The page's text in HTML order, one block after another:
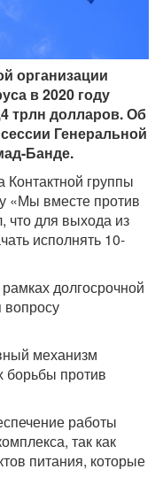
организации
в 2020 году
трлн долларов. Об
Генеральной
Банде.
группы
«Мы вместе против
что для выхода из
исполнять 10-
долгосрочной
вопросу
механизм
борьбы против
работы
так как
питания, которые